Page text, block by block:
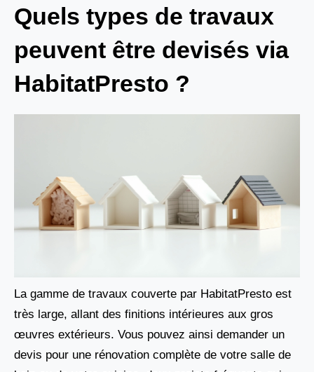
Quels types de travaux
peuvent être devisés via
HabitatPresto ?
La gamme de travaux couverte par HabitatPresto est
très large, allant des finitions intérieures aux gros
œuvres extérieurs. Vous pouvez ainsi demander un
devis pour une rénovation complète de votre salle de